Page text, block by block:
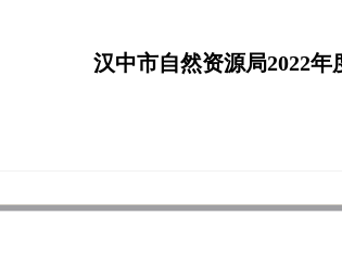
汉中市自然资源局2022